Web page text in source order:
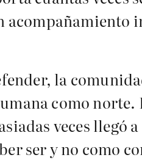
la
como norte.
veces llegó a
ser y no como